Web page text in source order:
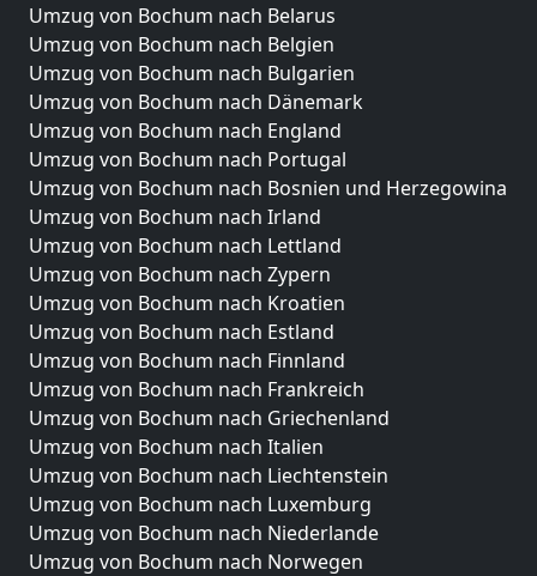
Umzug von Bochum nach Belarus
Umzug von Bochum nach Belgien
Umzug von Bochum nach Bulgarien
Umzug von Bochum nach Dänemark
Umzug von Bochum nach England
Umzug von Bochum nach Portugal
Umzug von Bochum nach Bosnien und Herzegowina
Umzug von Bochum nach Irland
Umzug von Bochum nach Lettland
Umzug von Bochum nach Zypern
Umzug von Bochum nach Kroatien
Umzug von Bochum nach Estland
Umzug von Bochum nach Finnland
Umzug von Bochum nach Frankreich
Umzug von Bochum nach Griechenland
Umzug von Bochum nach Italien
Umzug von Bochum nach Liechtenstein
Umzug von Bochum nach Luxemburg
Umzug von Bochum nach Niederlande
Umzug von Bochum nach Norwegen